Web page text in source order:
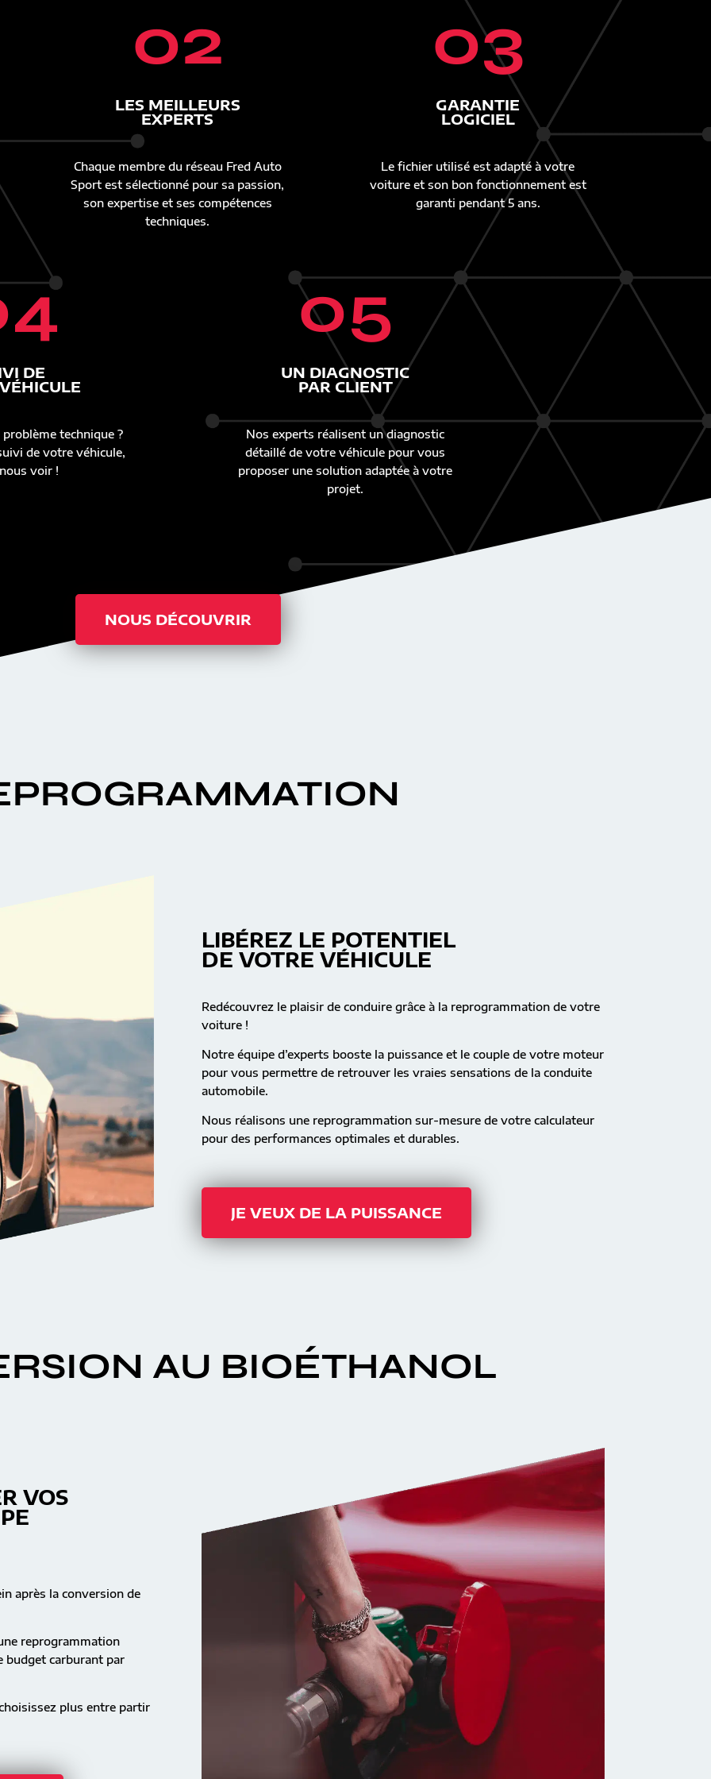
02
LES MEILLEURS
EXPERTS
Chaque membre du réseau Fred Auto
Sport est sélectionné pour sa passion,
son expertise et ses compétences
techniques.
03
GARANTIE
LOGICIEL
Le fichier utilisé est adapté à votre
voiture et son bon fonctionnement est
garanti pendant 5 ans.
DE
technique ?
de votre véhicule,
voir !
05
UN DIAGNOSTIC
PAR CLIENT
Nos experts réalisent un diagnostic
détaillé de votre véhicule pour vous
proposer une solution adaptée à votre
projet.
NOUS DÉCOUVRIR
LIBÉREZ LE POTENTIEL
DE VOTRE VÉHICULE
Redécouvrez le plaisir de conduire grâce à la reprogrammation de votre
voiture !
Notre équipe d’experts booste la puissance et le couple de votre moteur
pour vous permettre de retrouver les vraies sensations de la conduite
automobile.
Nous réalisons une reprogrammation sur-mesure de votre calculateur
pour des performances optimales et durables.
JE VEUX DE LA PUISSANCE
AU BIOÉTHANOL
VOS
après la conversion de
reprogrammation
budget carburant par
plus entre partir